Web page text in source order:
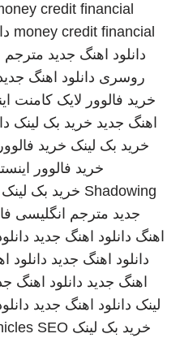
credit financial
money credit financial
دانلود اهنگ جدید مترجم
روسری دانلود اهنگ
خرید فالوور لایک کامنت
اهنگ جدید خرید بک لینک
خرید بک لینک خرید
خرید فالوور
Shadowing خرید بک لینک
جدید مترجم انگلیسی
اهنگ دانلود اهنگ جدید
دانلود اهنگ جدید دانلود
اهنگ جدید دانلود اهنگ
لینک دانلود اهنگ جدید
خرید بک لینک SEO